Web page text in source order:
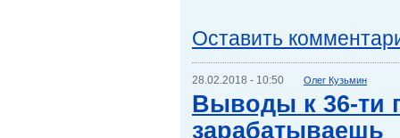
Оставить
28.02.2018 - 10:50 Олег Кузьмин
Выводы к 36-ти
зарабатываешь